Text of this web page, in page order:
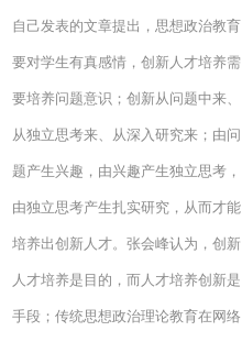
自己发表的文章提出，思想政治教育
要对学生有真感情，创新人才培养需
要培养问题意识；创新从问题中来、
从独立思考来、从深入研究来；由问
题产生兴趣，由兴趣产生独立思考，
由独立思考产生扎实研究，从而才能
培养出创新人才。张会峰认为，创新
人才培养是目的，而人才培养创新是
手段；传统思想政治理论教育在网络